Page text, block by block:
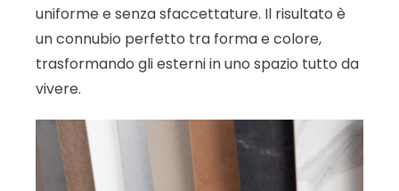
uniforme e senza sfaccettature. Il risultato è
un connubio perfetto tra forma e colore,
trasformando gli esterni in uno spazio tutto da
vivere.